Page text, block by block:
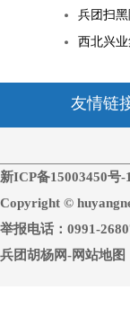
兵团扫
西北兴
友情链
新ICP备15003450号-1
Copyright ©
举报电话：0991-
兵团胡杨网-网站地图